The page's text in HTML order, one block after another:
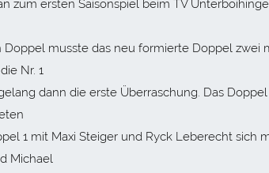
zum ersten Saisonspiel beim TV
musste das neu formierte Doppel zwei
Nr. 1
dann die erste Überraschung. Das
1 mit Maxi Steiger und Ryck Leberecht sich
Michael